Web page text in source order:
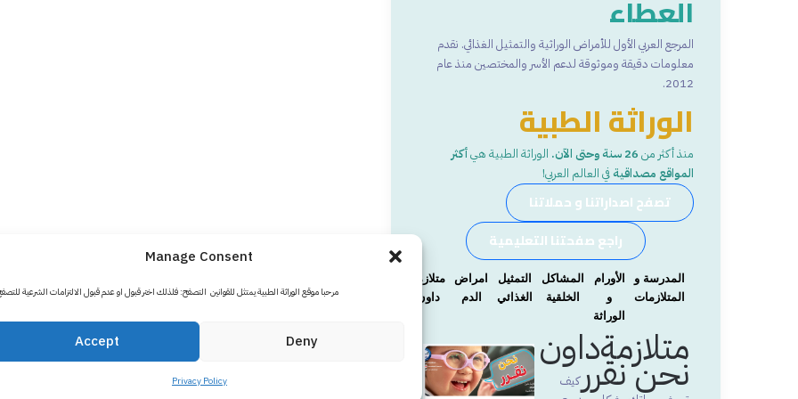
Manage Consent
مرحبا موقع الوراثة الطبية يمتثل للقوانين التصفح: فلذلك اختر قبول او عدم قبول الالتزامات الشرعية
Accept Deny
Privacy Policy
العطاء
المرجع العربي الأول للأمراض الوراثية والتمثيل الغذائي. نقدم
معلومات دقيقة وموثوقة لدعم الأسر والمختصين منذ عام
2012.
الوراثة الطبية
منذ أكثر من 26 سنة وحتى الآن. الوراثة الطبية هيأكثر
المواقع مصداقية في العالم العربي!
تصفح اصداراتنا و حملاتنا
راجع صفحتنا التعليمية
المدرسة و
المتلازمات
الأورام
و
الوراثة
المشاكل
الخلقية
التمثيل
الغذائي
امراض
الدم
متلازمة
داون
متلازمةداون
نحن نقرر كيف